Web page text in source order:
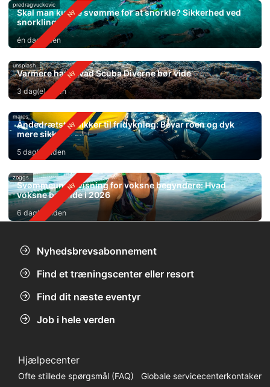
predragvuckovic
Skal man kunne svømme for at snorkle? Sikkerhed ved
snorkling
én dag siden
unsplash
Varmere hav: Hvad Scuba Diverne bør vide
3 dag(e) siden
mares
Åndedrætsteknikker til fridykning: Bevar roen og dyk
mere sikkert
5 dag(e) siden
zoggs
Svømmeundervisning for voksne begyndere: Hvad
voksne bør vide i 2026
6 dag(e) siden
Nyhedsbrevsabonnement
Find et træningscenter eller resort
Find dit næste eventyr
Job i hele verden
Hjælpecenter
Ofte stillede spørgsmål (FAQ)
Globale servicecenterkontaker